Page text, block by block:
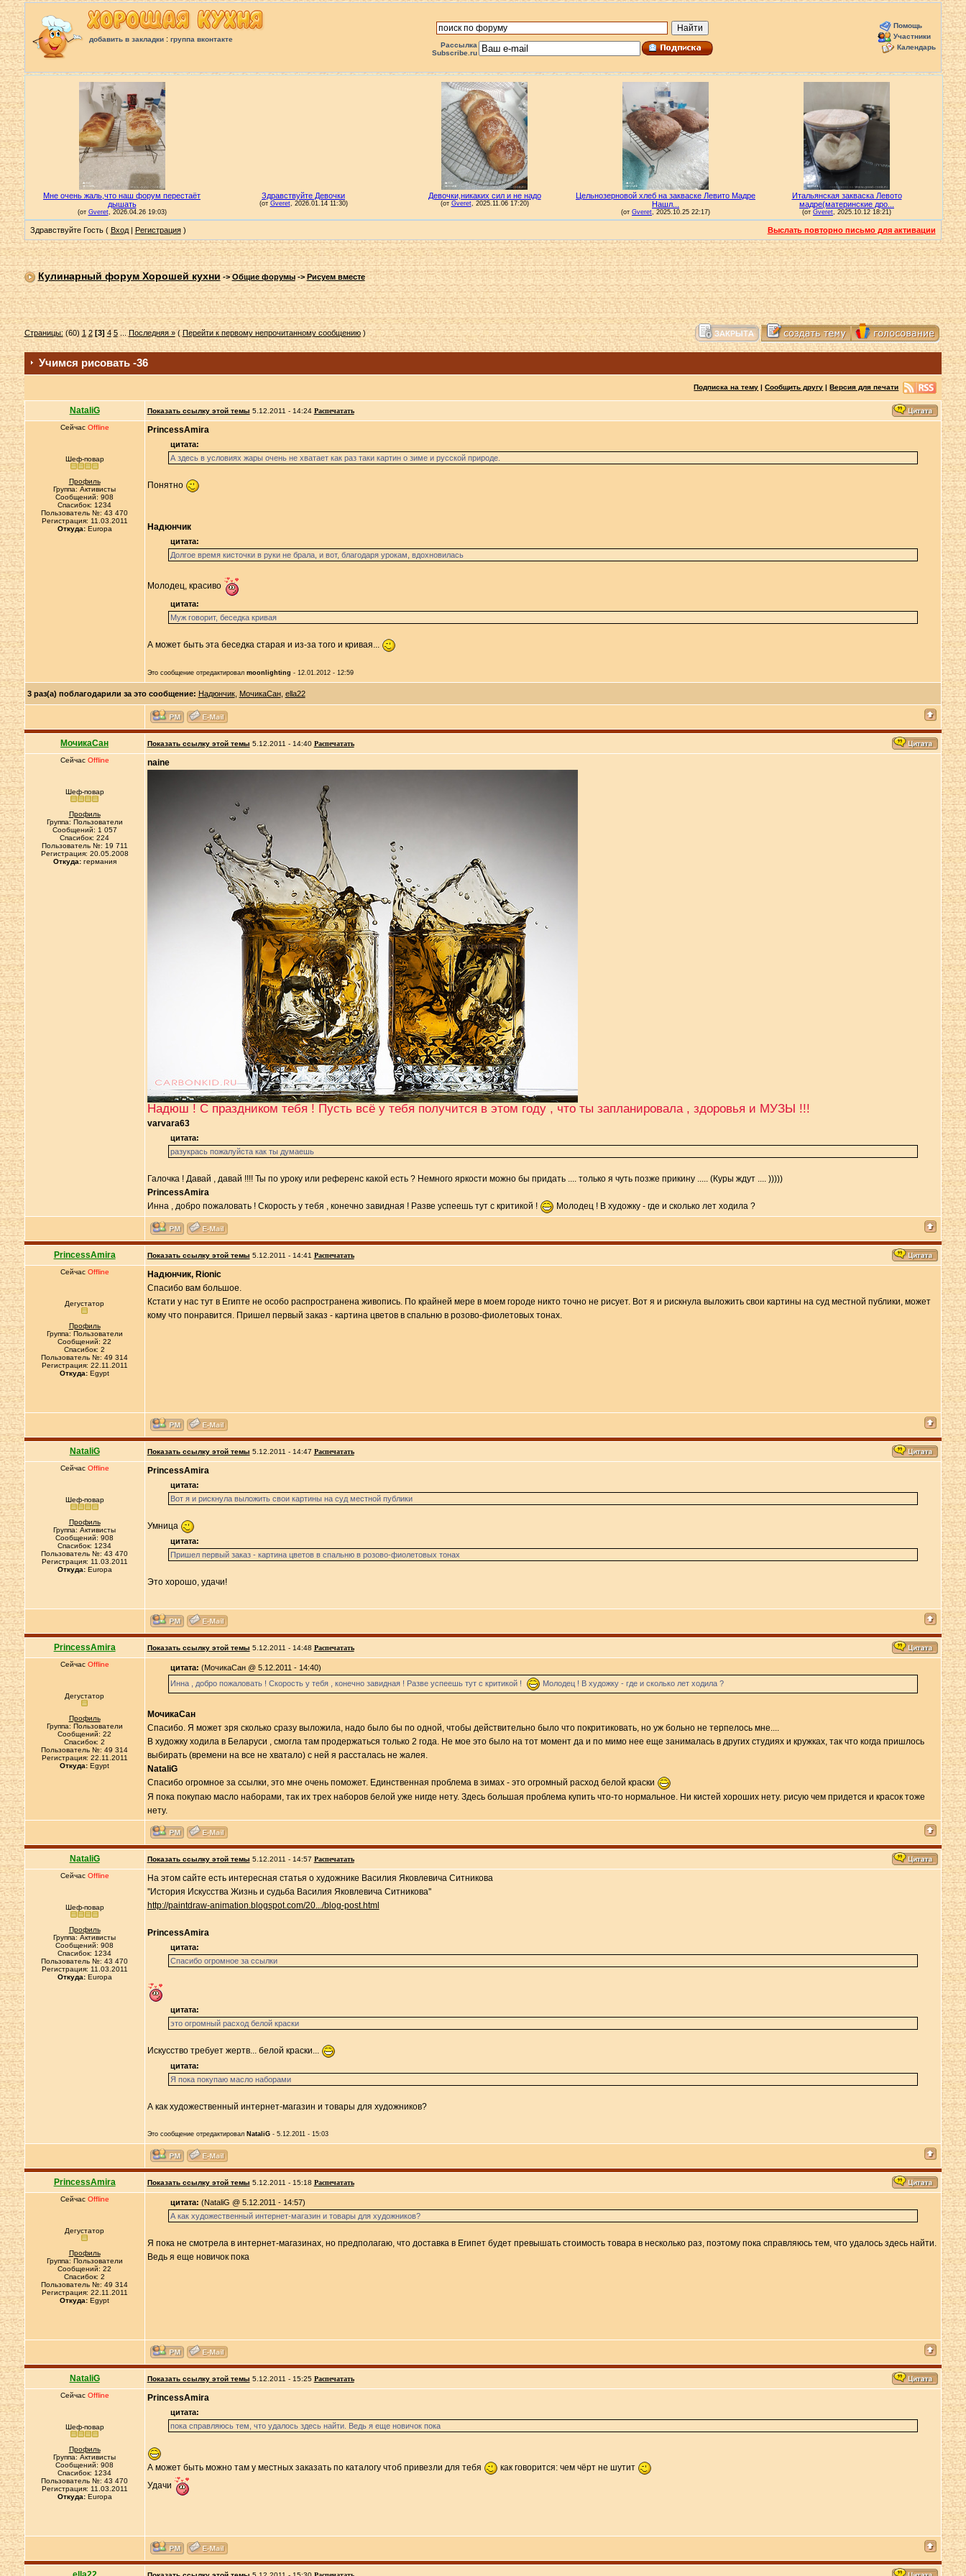
добавить в закладки: группа вконтакте
Рассылка
Subscribe.ru
Помощь
Участники
Календарь
Здравствуйте Гость ( Вход| Регистрация) Выслать повторно письмо для активации
Кулинарный форум Хорошей кухни->Общие форумы-> Рисуем вместе
Страницы:(60)1 2 [3] 4 5...Последняя »(Перейти к первому непрочитанному сообщению)
Учимся рисовать -36
Подписка на тему |Сообщить другу |Версия для печати
NataliG Показать ссылку этой темы 5.12.2011 - 14:24 Распечатать
Сейчас Offline
Шеф-повар
Профиль
Группа: Активисты
Сообщений: 908
Спасибок: 1234
Пользователь №: 43 470
Регистрация: 11.03.2011
Откуда:Europa
PrincessAmira
цитата:
А здесь в условиях жары очень не хватает как раз таки картин о зиме и русской природе.
Понятнo
Надюнчик
цитата:
Долгое время кисточки в руки не брала, и вот, благодаря урокам, вдохновилась
Молодец, красиво
цитата:
Муж говорит, беседка кривая
А может быть эта беседка старая и из-за того и кривая...
Это сообщение отредактировал moonlighting - 12.01.2012 - 12:59
3 раз(а) поблагодарили за это сообщение: Надюнчик, МочикаСан, ella22
МочикаСан Показать ссылку этой темы 5.12.2011 - 14:40 Распечатать
Сейчас Offline
Шеф-повар
Профиль
Группа: Пользователи
Сообщений: 1 057
Спасибок: 224
Пользователь №: 19 711
Регистрация: 20.05.2008
Откуда:германия
naine
Надюш ! С праздником тебя ! Пусть всё у тебя получится в этом году , что ты запланировала , здоровья и МУЗЫ !!!
varvara63
цитата:
разукрась пожалуйста как ты думаешь
Галочка ! Давай , давай !!!! Ты по уроку или референс какой есть ? Немного яркости можно бы придать .... только я чуть позже прикину ..... (Куры ждут .... )))))
PrincessAmira
Инна , добро пожаловать ! Скорость у тебя , конечно завидная ! Разве успеешь тут с критикой !
Молодец ! В художку - где и сколько лет ходила ?
PrincessAmira Показать ссылку этой темы 5.12.2011 - 14:41 Распечатать
Сейчас Offline
Дегустатор
Профиль
Группа: Пользователи
Сообщений: 22
Спасибок: 2
Пользователь №: 49 314
Регистрация: 22.11.2011
Откуда: Egypt
Надюнчик, Rionic
Спасибо вам большое.
Кстати у нас тут в Египте не особо распространена живопись. По крайней мере в моем городе никто точно не рисует. Вот я и рискнула выложить свои картины на суд местной публики, может
кому что понравится. Пришел первый заказ - картина цветов в спальню в розово-фиолетовых тонах.
NataliG Показать ссылку этой темы 5.12.2011 - 14:47 Распечатать
Сейчас Offline
Шеф-повар
Профиль
Группа: Активисты
Сообщений: 908
Спасибок: 1234
Пользователь №: 43 470
Регистрация: 11.03.2011
Откуда:Europa
PrincessAmira
цитата:
Вот я и рискнула выложить свои картины на суд местной публики
Умница
цитата:
Пришел первый заказ - картина цветов в спальню в розово-фиолетовых тонах
Это xорошо, удачи!
PrincessAmira Показать ссылку этой темы 5.12.2011 - 14:48 Распечатать
Сейчас Offline
Дегустатор
Профиль
Группа: Пользователи
Сообщений: 22
Спасибок: 2
Пользователь №: 49 314
Регистрация: 22.11.2011
Откуда: Egypt
цитата: (МочикаСан @ 5.12.2011 - 14:40)
Инна , добро пожаловать ! Скорость у тебя , конечно завидная ! Разве успеешь тут с критикой !
Молодец ! В художку - где и сколько лет ходила ?
МочикаСан
Спасибо. Я может зря сколько сразу выложила, надо было бы по одной, чтобы действительно было что покритиковать, но уж больно не терпелось мне....
В художку ходила в Беларуси , смогла там продержаться только 2 года. Не мое это было на тот момент да и по мимо нее еще занималась в других студиях и кружках, так что когда пришлось
выбирать (времени на все не хватало) с ней я рассталась не жалея.
NataliG
Спасибо огромное за ссылки, это мне очень поможет. Единственная проблема в зимах - это огромный расход белой краски
Я пока покупаю масло наборами, так их трех наборов белой уже нигде нету. Здесь большая проблема купить что-то нормальное. Ни кистей хороших нету. рисую чем придется и красок тоже
нету.
NataliG Показать ссылку этой темы 5.12.2011 - 14:57 Распечатать
Сейчас Offline
Шеф-повар
Профиль
Группа: Активисты
Сообщений: 908
Спасибок: 1234
Пользователь №: 43 470
Регистрация: 11.03.2011
Откуда:Europa
На этом сайте есть интересная статья о художнике Василия Яковлевича Ситникова
''История Искусства Жизнь и судьба Василия Яковлевича Ситникова''
http://paintdraw-animation.blogspot.com/20.../blog-post.html
PrincessAmira
цитата:
Спасибо огромное за ссылки
цитата:
это огромный расход белой краски
Искусство требует жертв... белой краски...
цитата:
Я пока покупаю масло наборами
А как xудожественный интернет-магазин и товары для xудожников?
Это сообщение отредактировал NataliG- 5.12.2011 - 15:03
PrincessAmira Показать ссылку этой темы 5.12.2011 - 15:18 Распечатать
Сейчас Offline
Дегустатор
Профиль
Группа: Пользователи
Сообщений: 22
Спасибок: 2
Пользователь №: 49 314
Регистрация: 22.11.2011
Откуда: Egypt
цитата: (NataliG @ 5.12.2011 - 14:57)
А как xудожественный интернет-магазин и товары для xудожников?
Я пока не смотрела в интернет-магазинах, но предполагаю, что доставка в Египет будет превышать стоимость товара в несколько раз, поэтому пока справляюсь тем, что удалось здесь найти.
Ведь я еще новичок пока
NataliG Показать ссылку этой темы 5.12.2011 - 15:25 Распечатать
Сейчас Offline
Шеф-повар
Профиль
Группа: Активисты
Сообщений: 908
Спасибок: 1234
Пользователь №: 43 470
Регистрация: 11.03.2011
Откуда:Europa
PrincessAmira
цитата:
пока справляюсь тем, что удалось здесь найти. Ведь я еще новичок пока
А может быть можнo там у местных заказать по каталогу чтоб привезли для тебя
как говорится: чем чёрт не шутит
Удачи